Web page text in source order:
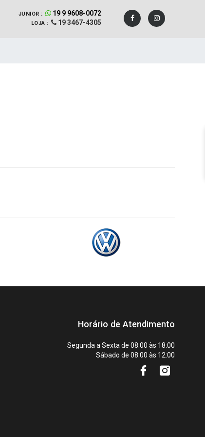
JUNIOR : 19 9 9608-0072
LOJA : 19 3467-4305
Horário de Atendimento
Segunda a Sexta de 08:00 às 18:00
Sábado de 08:00 às 12:00